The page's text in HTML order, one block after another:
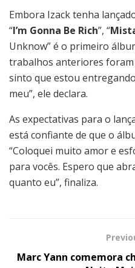
Embora Izack tenha
“I’m Gonna Be Rich”, “
Unknow” é o primeiro
trabalhos anteriores
sinto que estou
meu”, ele declara.
As expectativas para o
está confiante de que o
“Coloquei muito amor e
para vocês. Espero que
quanto eu”, finaliza.
Marc Yann comemora